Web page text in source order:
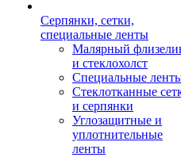
Серпянки, сетки,
специальные ленты
Малярный
и стеклохолст
Специальные
Стеклотканные
и серпянки
Углозащитные и
уплотнительные
ленты